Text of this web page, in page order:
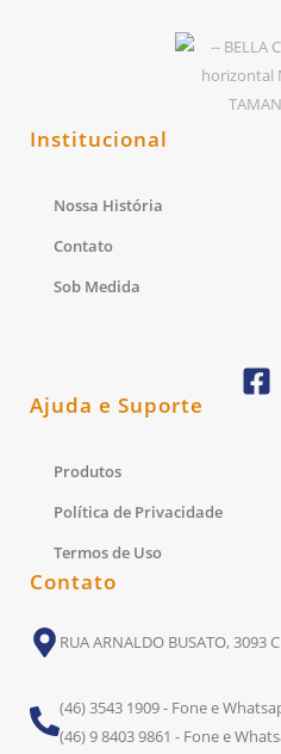
Institucional
Nossa História
Contato
Sob Medida
Ajuda e Suporte
Produtos
Política de Privacidade
Termos de Uso
Contato
RUA ARNALDO BUSATO, 3093
(46) 3543 1909 - Fone e
(46) 9 8403 9861 - Fone e